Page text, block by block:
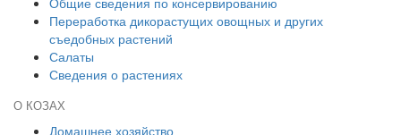
Переработка дикорастущих овощных и других
съедобных растений
Салаты
Сведения о растениях
О КОЗАХ
Домашнее хозяйство